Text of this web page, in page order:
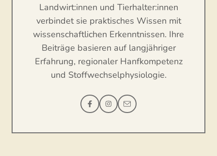
Landwirt:innen und Tierhalter:innen
verbindet sie praktisches Wissen mit
wissenschaftlichen Erkenntnissen. Ihre
Beiträge basieren auf langjähriger
Erfahrung, regionaler Hanfkompetenz
und Stoffwechselphysiologie.